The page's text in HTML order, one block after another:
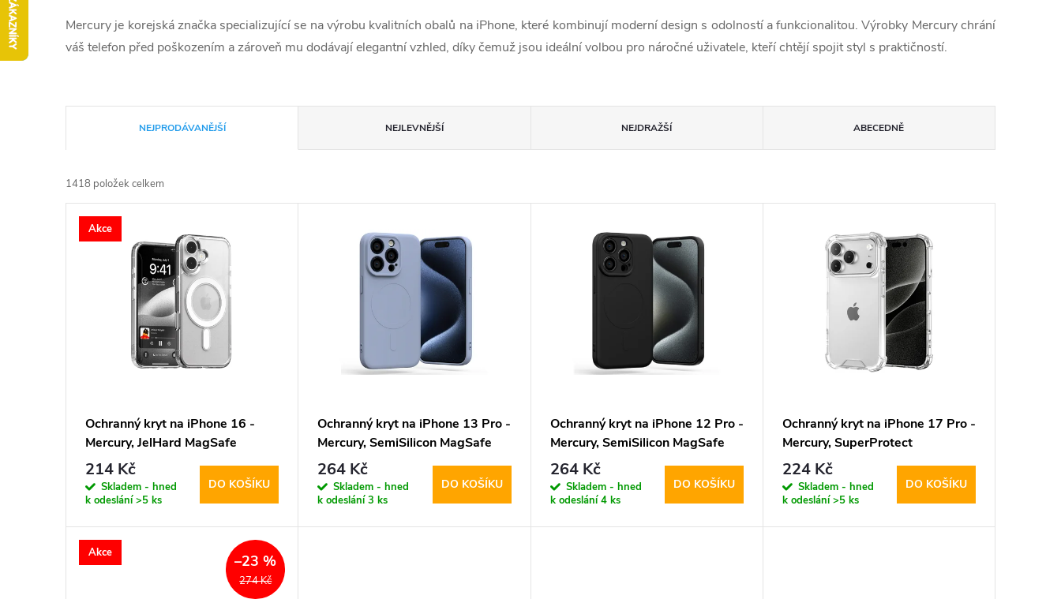
Mercury je korejská značka specializující se na výrobu kvalitních obalů na iPhone, které kombinují moderní design s odolností a funkcionalitou. Výrobky Mercury chrání
váš telefon před poškozením a zároveň mu dodávají elegantní vzhled, díky čemuž jsou ideální volbou pro náročné uživatele, kteří chtějí spojit styl s praktičností.
a
z
e
u
k
NEJPRODÁVANĚJŠÍ NEJLEVNĚJŠÍ NEJDRAŽŠÍ ABECEDNĚ
1418 položek celkem
V
d
u
Akce
Ochranný kryt na iPhone 16 -
Mercury, JelHard MagSafe
Transparent
214 Kč
Skladem - hned
k odeslání>5 ks
DO KOŠÍKU
Ochranný kryt na iPhone 13 Pro -
Mercury, SemiSilicon MagSafe
Lavender
264 Kč
Skladem - hned
k odeslání3 ks
DO KOŠÍKU
Ochranný kryt na iPhone 12 Pro -
Mercury, SemiSilicon MagSafe
Black
264 Kč
Skladem - hned
k odeslání4 ks
DO KOŠÍKU
Ochranný kryt na iPhone 17 Pro -
Mercury, SuperProtect
Transparent
224 Kč
Skladem - hned
k odeslání>5 ks
DO KOŠÍKU
Akce
274 Kč
–23 %